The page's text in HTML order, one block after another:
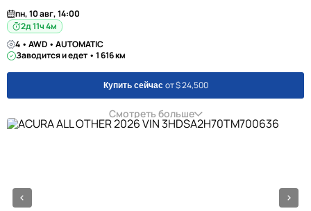
пн, 10 авг, 14:00
2д 11ч 4м
4 • AWD • AUTOMATIC
Заводится и едет • 1 616 км
Купить сейчас от $ 24,500
Смотреть больше